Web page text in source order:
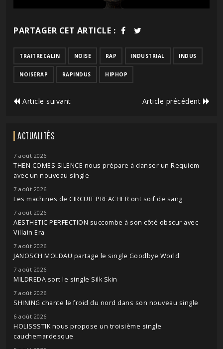
PARTAGER CET ARTICLE :
TRAITRECALIN NOISE RAP INDUSTRIAL INDUS
NOISERAP RAPINDUS HIPHOP
Article suivant Article précédent
ACTUALITÉS
7 août 2026
THEN COMES SILENCE nous prépare à danser un Requiem
avec un nouveau single
7 août 2026
Les machines de CIRCUIT PREACHER ont soif de sang
7 août 2026
AESTHETIC PERFECTION succombe à son côté obscur avec
Villain Era
7 août 2026
JANOSCH MOLDAU partage le single Goodbye World
7 août 2026
MILDREDA sort le single Silk Skin
7 août 2026
SHINING chante le froid du nord dans son nouveau single
6 août 2026
HOLISSSTIK nous propose un troisième single
cauchemardesque